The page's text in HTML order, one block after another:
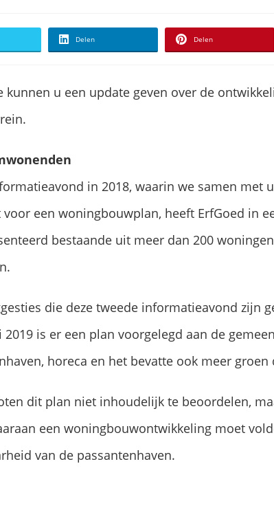
Delen Delen
kunnen u een update geven over de
in 2018, waarin we samen met
een woningbouwplan, heeft ErfGoed in
bestaande uit meer dan 200
die deze tweede informatieavond zijn
is er een plan voorgelegd aan de
horeca en het bevatte ook meer
dit plan niet inhoudelijk te beoordelen,
een woningbouwontwikkeling moet
van de passantenhaven.